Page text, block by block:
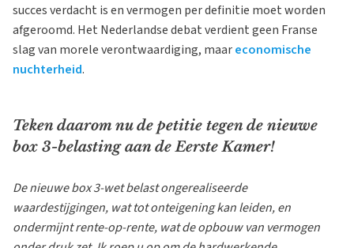
succes verdacht is en vermogen per definitie moet worden
afgeroomd. Het Nederlandse debat verdient geen Franse
slag van morele verontwaardiging, maareconomische
nuchterheid.
Teken daarom nu de petitie tegen de nieuwe
box 3-belasting aan de Eerste Kamer!
De nieuwe box 3-wet belast ongerealiseerde
waardestijgingen, wat tot onteigening kan leiden, en
ondermijnt rente-op-rente, wat de opbouw van vermogen